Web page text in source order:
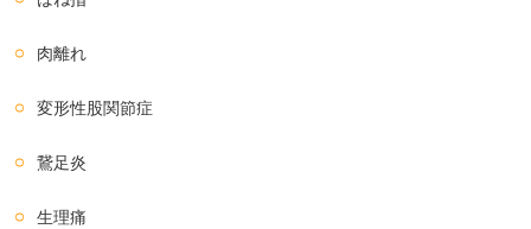
肉離れ
変形性股関節症
鵞足炎
生理痛